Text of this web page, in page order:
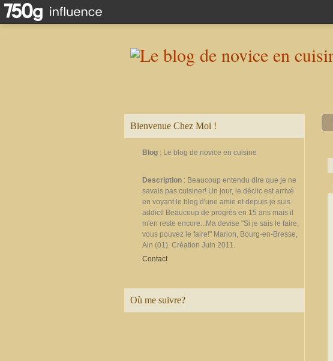
Bienvenue Chez Moi !
Blog : Le blog de novice en cuisine
Description : Beaucoup entendu dire que je ne
savais pas cuisiner! Un jour, le déclic est arrivé
en voyant le blog d'une amie et depuis je suis
addict! Beaucoup de progrès en 15 ans mais il
m'en reste encore...Ma devise "Si je sais le faire,
vous pouvez le faire!" Marion, Bourg-en-Bresse,
Ain (01). Création Juin 2011.
Contact
Où me suivre?